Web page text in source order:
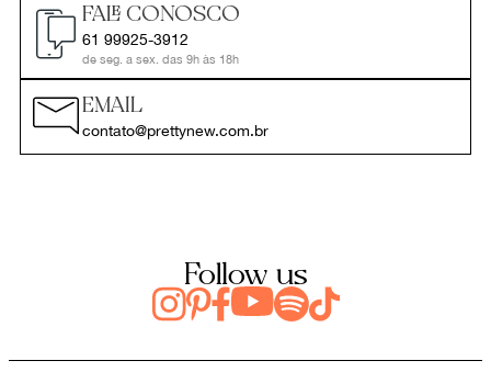
FALE CONOSCO
61 99925-3912
de seg. a sex. das 9h às 18h
EMAIL
contato@prettynew.com.br
Follow us